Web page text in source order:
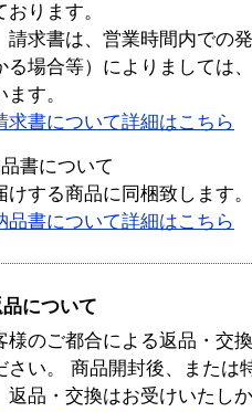
おります。
請求書は、営業時間内での
る場合等）によりましては
ます。
求書について詳細はこちら
書について
けする商品に同梱致します。
品書について詳細はこちら
について
様のご都合による返品・交
さい。 商品開封後、または
返品・交換はお受けいたし